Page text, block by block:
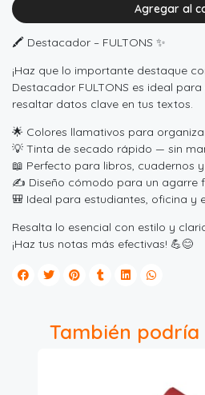
Agregar al
🖍️ Destacador – FULTONS ✨
¡Haz que lo importante destaque
Destacador FULTONS es ideal
resaltar datos clave en tus textos.
🌟 Colores llamativos para
💡 Tinta de secado rápido — sin
📖 Perfecto para libros, cuadernos
✍️ Diseño cómodo para un agarre
🎒 Ideal para estudiantes, oficina y
Resalta lo esencial con estilo y
¡Haz tus notas más efectivas! 💪😊
También